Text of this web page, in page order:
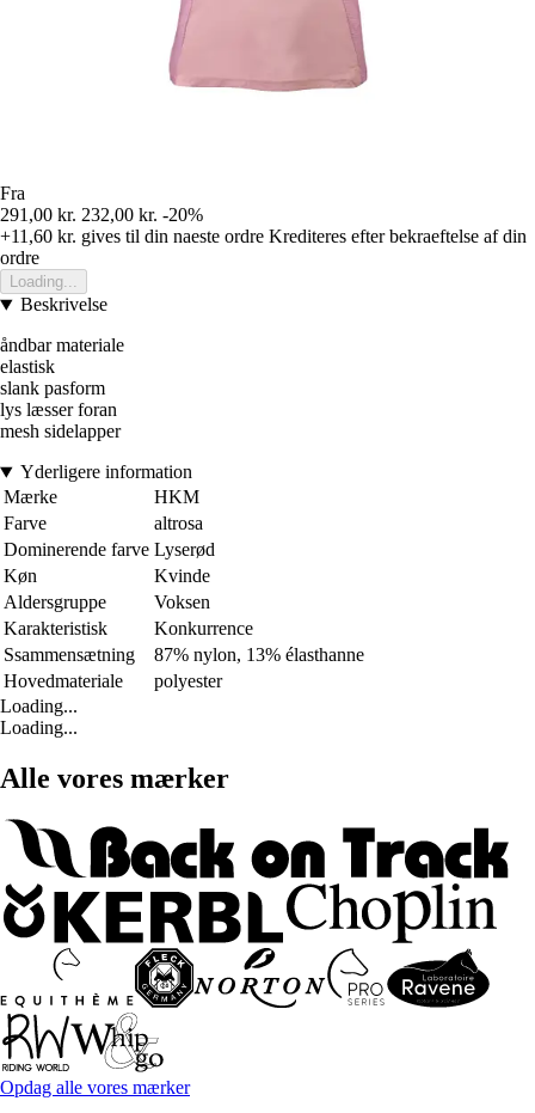
Fra
291,00 kr. 232,00 kr. -20%
+11,60 kr. gives til din naeste ordre Krediteres efter bekraeftelse af din
ordre
Loading...
Beskrivelse
åndbar materiale
elastisk
slank pasform
lys læsser foran
mesh sidelapper
Yderligere information
Mærke
HKM
Farve
altrosa
Dominerende farve Lyserød
Køn
Kvinde
Aldersgruppe
Voksen
Karakteristisk
Konkurrence
Ssammensætning
87% nylon, 13% élasthanne
Hovedmateriale
polyester
Loading...
Loading...
Alle vores mærker
Opdag alle vores mærker